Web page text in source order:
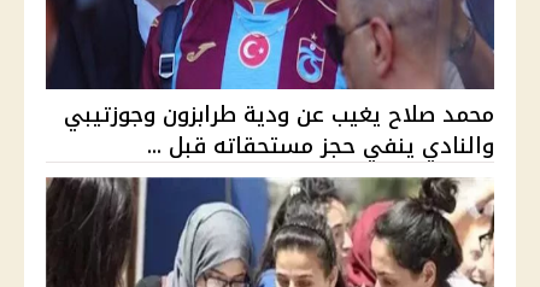
محمد صلاح يغيب عن ودية طرابزون وجوزتيبي
والنادي ينفي حجز مستحقاته قبل ...